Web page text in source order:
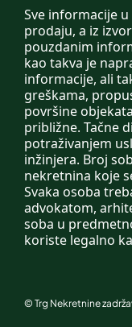
Sve informacije
prodaju, a iz
pouzdanim
kao takva je
informacije, ali
greškama,
površine
približne. Tačne
potraživanjem
inžinjera. Broj
nekretnina koje
Svaka osoba
advokatom,
soba u
koriste legalno
© Trg Nekretnine